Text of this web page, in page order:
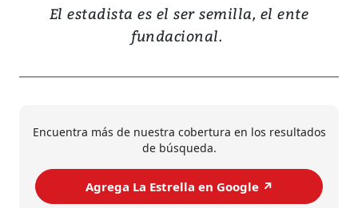
El estadista es el ser semilla, el ente
fundacional.
Encuentra más de nuestra cobertura en los resultados
de búsqueda.
Agrega La Estrella en Google ↗️